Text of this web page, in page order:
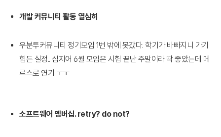
개발 커뮤니티 활동 열심히
우분투커뮤니티 정기모임 1번 밖에 못갔다. 학기가 바빠지니 가기
힘든 실정.. 심지어 6월 모임은 시험 끝난 주말이라 딱 좋았는데 메
르스로 연기 ㅜㅜ
소프트웨어 멤버십. retry? do not?